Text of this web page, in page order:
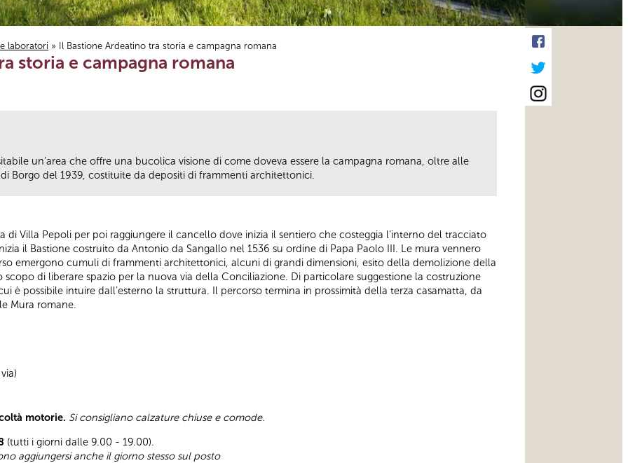
laboratori » Il Bastione Ardeatino tra storia e campagna romana
storia e campagna romana
un’area che offre una bucolica visione di come doveva essere la campagna romana, oltre alle
Borgo del 1939, costituite da depositi di frammenti architettonici.
di Villa Pepoli per poi raggiungere il cancello dove inizia il sentiero che costeggia l’interno del tracciato
il Bastione costruito da Antonio da Sangallo nel 1536 su ordine di Papa Paolo III. Le mura vennero
emergono cumuli di frammenti architettonici, alcuni di grandi dimensioni, esito della demolizione della
di liberare spazio per la nuova via della Conciliazione. Di particolare suggestione la costruzione
è possibile intuire dall’esterno la struttura. Il percorso termina in prossimità della terza casamatta, da
Mura romane.
motorie. Si consigliano calzature chiuse e comode.
(tutti i giorni dalle 9.00 - 19.00).
aggiungersi anche il giorno stesso sul posto